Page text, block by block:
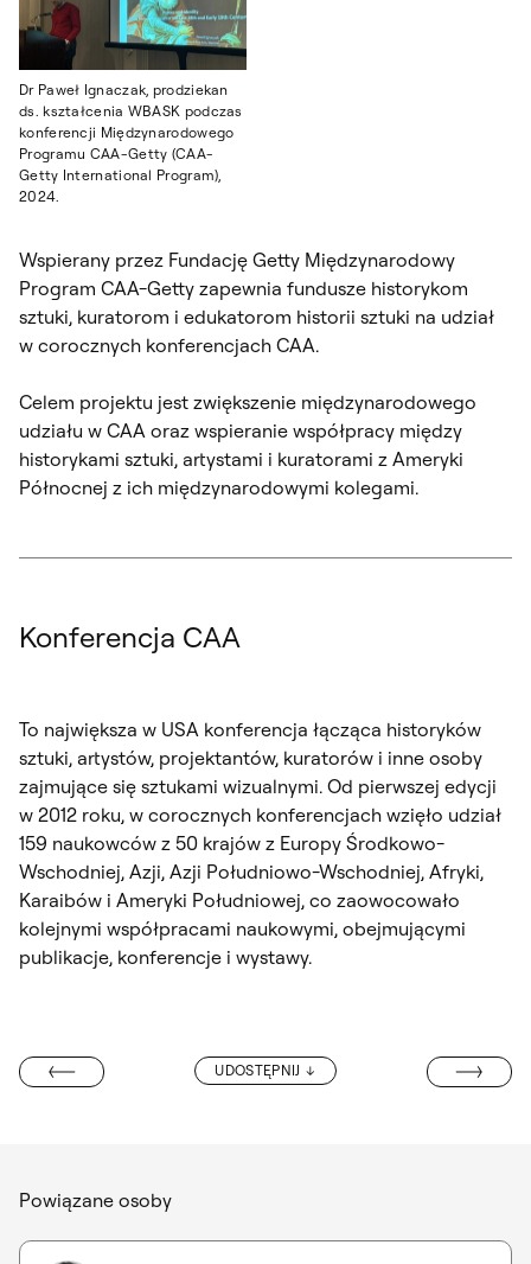
Dr Paweł Ignaczak, prodziekan
ds. kształcenia WBASK podczas
konferencji Międzynarodowego
Programu CAA-Getty (CAA-
Getty International Program),
2024.
Wspierany przez Fundację Getty Międzynarodowy
Program CAA-Getty zapewnia fundusze historykom
sztuki, kuratorom i edukatorom historii sztuki na udział
w corocznych konferencjach CAA.
Celem projektu jest zwiększenie międzynarodowego
udziału w CAA oraz wspieranie współpracy między
historykami sztuki, artystami i kuratorami z Ameryki
Północnej z ich międzynarodowymi kolegami.
Konferencja CAA
To największa w USA konferencja łącząca historyków
sztuki, artystów, projektantów, kuratorów i inne osoby
zajmujące się sztukami wizualnymi. Od pierwszej edycji
w 2012 roku, w corocznych konferencjach wzięło udział
159 naukowców z 50 krajów z Europy Środkowo-
Wschodniej, Azji, Azji Południowo-Wschodniej, Afryki,
Karaibów i Ameryki Południowej, co zaowocowało
kolejnymi współpracami naukowymi, obejmującymi
publikacje, konferencje i wystawy.
UDOSTĘPNIJ
TRUSIKA
WYSTAWA
Powiązane osoby